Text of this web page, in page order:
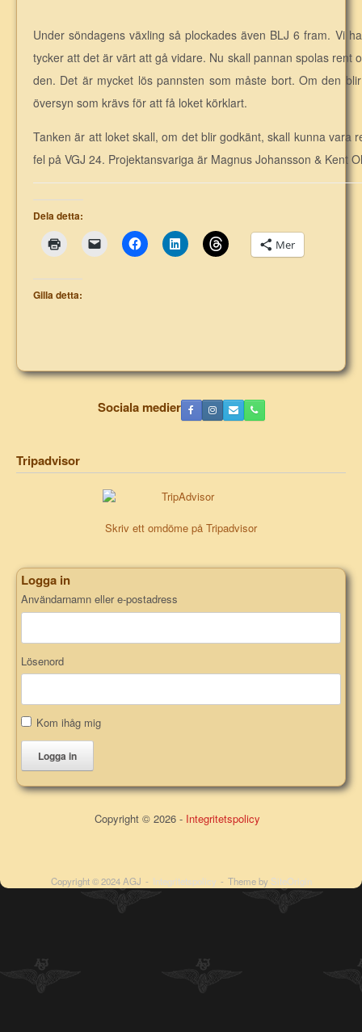
Under söndagens växling så plockades även BLJ 6 fram. Vi
tycker att det är värt att gå vidare. Nu skall pannan spolas rent
den. Det är mycket lös pannsten som måste bort. Om den
översyn som krävs för att få loket körklart.
Tanken är att loket skall, om det blir godkänt, skall kunna vara
fel på VGJ 24. Projektansvariga är Magnus Johansson & Kent
Dela detta:
Mer
Gilla detta:
Sociala medier
Tripadvisor
Skriv ett omdöme på Tripadvisor
Logga in
Användarnamn eller e-postadress
Lösenord
Kom ihåg mig
Logga in
Copyright © 2026 - Integritetspolicy
Copyright © 2024 AGJ Integritetspolicy Theme by SiteOrigin